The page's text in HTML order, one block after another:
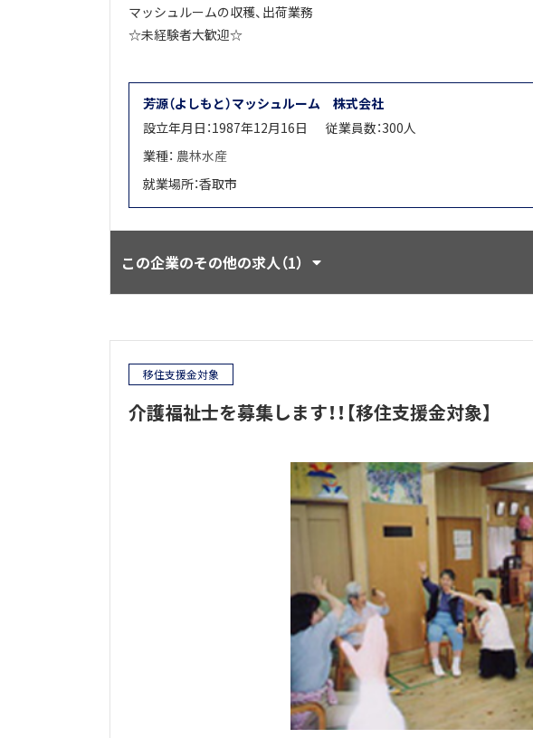
マッシュルームの収穫、出荷業務
☆未経験者大歓迎☆
芳源（よしもと）マッシュルーム 株式会社
設立年月日：1987年12月16日
従業員数：300人
業種： 農林水産
就業場所：香取市
この企業のその他の求人（1）
移住支援金対象
介護福祉士を募集します！！【移住支援金対象】